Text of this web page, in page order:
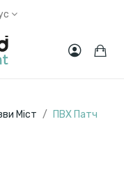
Міст
ПВХ Патч